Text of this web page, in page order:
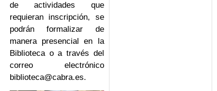
de actividades que
requieran inscripción, se
podrán formalizar de
manera presencial en la
Biblioteca o a través del
correo electrónico
biblioteca@cabra.es.